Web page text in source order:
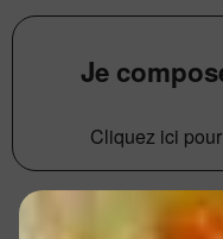
Je
Cliquez ici